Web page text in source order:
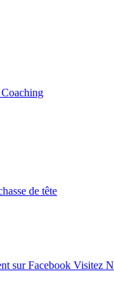
de tête
sur Facebook Visitez